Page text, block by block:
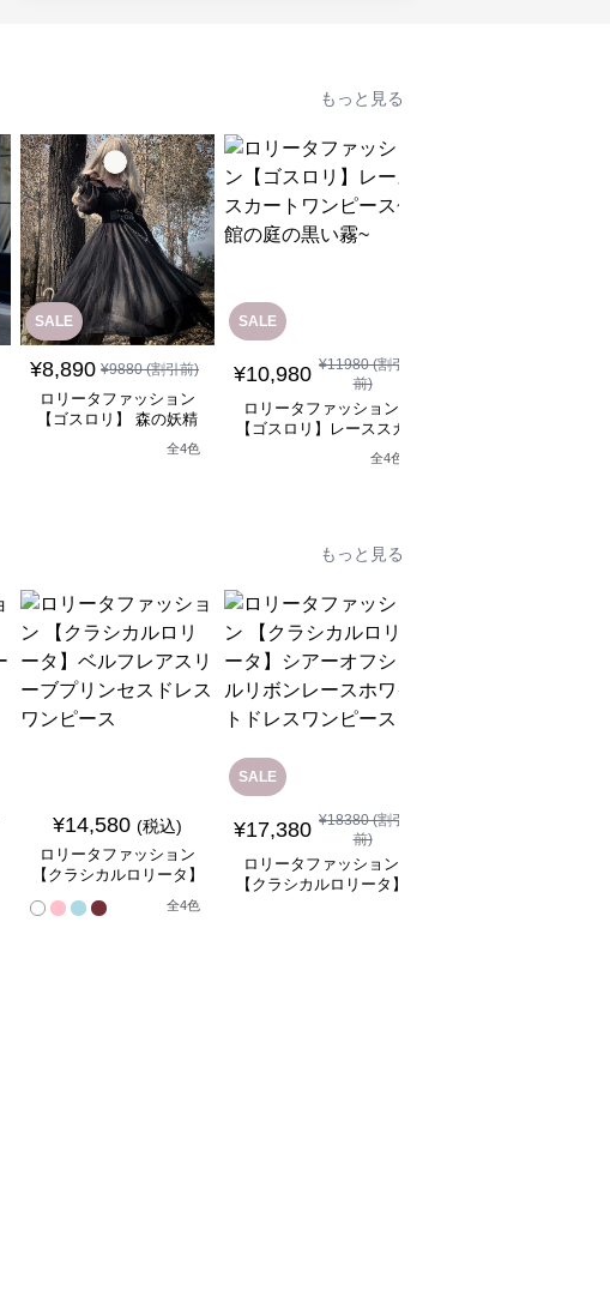
もっと見る
SALE
¥8,890 ¥9880(割引前)
ロリータファッション
【ゴスロリ】 森の妖精
風ゴシックロリータワン
全4色
SALE
¥10,980 ¥11980(割引
前)
ロリータファッション
【ゴスロリ】レーススカ
ートワンピース~館の庭
全4色
もっと見る
¥14,580 (税込)
ロリータファッション
【クラシカルロリータ】
ベルフレアスリーブプリ
ンセスドレスワンピース
全4色
SALE
¥17,380 ¥18380(割引
前)
ロリータファッション
【クラシカルロリータ】